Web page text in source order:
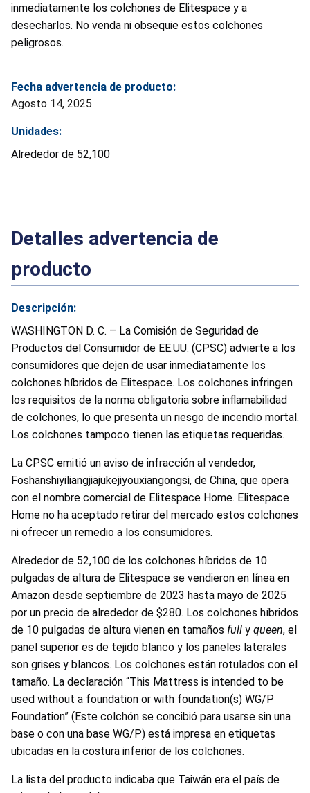
inmediatamente los colchones de Elitespace y a
desecharlos. No venda ni obsequie estos colchones
peligrosos.
Fecha advertencia de producto:
Agosto 14, 2025
Unidades:
Alrededor de 52,100
Detalles advertencia de
producto
Descripción:
WASHINGTON D. C. – La Comisión de Seguridad de
Productos del Consumidor de EE.UU. (CPSC) advierte a los
consumidores que dejen de usar inmediatamente los
colchones híbridos de Elitespace. Los colchones infringen
los requisitos de la norma obligatoria sobre inflamabilidad
de colchones, lo que presenta un riesgo de incendio mortal.
Los colchones tampoco tienen las etiquetas requeridas.
La CPSC emitió un aviso de infracción al vendedor,
Foshanshiyiliangjiajukejiyouxiangongsi, de China, que opera
con el nombre comercial de Elitespace Home. Elitespace
Home no ha aceptado retirar del mercado estos colchones
ni ofrecer un remedio a los consumidores.
Alrededor de 52,100 de los colchones híbridos de 10
pulgadas de altura de Elitespace se vendieron en línea en
Amazon desde septiembre de 2023 hasta mayo de 2025
por un precio de alrededor de $280. Los colchones híbridos
de 10 pulgadas de altura vienen en tamaños full y queen, el
panel superior es de tejido blanco y los paneles laterales
son grises y blancos. Los colchones están rotulados con el
tamaño. La declaración “This Mattress is intended to be
used without a foundation or with foundation(s) WG/P
Foundation” (Este colchón se concibió para usarse sin una
base o con una base WG/P) está impresa en etiquetas
ubicadas en la costura inferior de los colchones.
La lista del producto indicaba que Taiwán era el país de